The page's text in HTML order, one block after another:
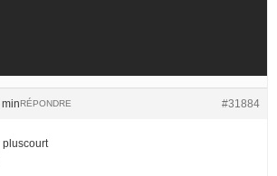
#31884
RÉPONDRE
pluscourt